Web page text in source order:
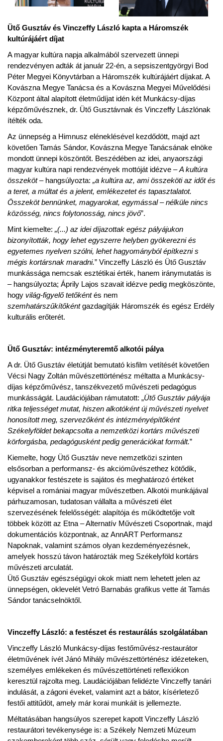
Ütő Gusztáv és Vinczeffy László kapta a Háromszék
kultúrájáért díjat
A magyar kultúra napja alkalmából szervezett ünnepi
rendezvényen adták át január 22-én, a sepsiszentgyörgyi Bod
Péter Megyei Könyvtárban a Háromszék kultúrájáért díjakat. A
Kovászna Megye Tanácsa és a Kovászna Megyei Művelődési
Központ által alapított életműdíjat idén két Munkácsy-díjas
képzőművésznek, dr. Ütő Gusztávnak és Vinczeffy Lászlónak
ítélték oda.
Az ünnepség a Himnusz eléneklésével kezdődött, majd azt
követően Tamás Sándor, Kovászna Megye Tanácsának elnöke
mondott ünnepi köszöntőt. Beszédében az idei, anyaországi
magyar kultúra napi rendezvények mottóját idézve –A kultúra
összeköt– hangsúlyozta: „a kultúra az, ami összeköti az időt és
a teret, a múltat és a jelent, emlékezetet és tapasztalatot.
Összeköt bennünket, magyarokat, egymással – nélküle nincs
közösség, nincs folytonosság, nincs jövő”.
Mint kiemelte: „(...) az idei díjazottak egész pályájukon
bizonyították, hogy lehet egyszerre helyben gyökerezni és
egyetemes nyelven szólni, lehet hagyományból építkezni s
mégis kortársnak maradni.” Vinczeffy László és Ütő Gusztáv
munkássága nemcsak esztétikai érték, hanem iránymutatás is
– hangsúlyozta; Áprily Lajos szavait idézve pedig megköszönte,
hogy világ-figyelő tetőkéntés nem
szemhatárszűkítőkéntgazdagítják Háromszék és egész Erdély
kulturális erőterét.
Ütő Gusztáv: intézményteremtő alkotói pálya
A dr. Ütő Gusztáv életútját bemutató kisfilm vetítését követően
Vécsi Nagy Zoltán művészettörténész méltatta a Munkácsy-
díjas képzőművész, tanszékvezető művészeti pedagógus
munkásságát. Laudációjában rámutatott: „Ütő Gusztáv pályája
ritka teljességet mutat, hiszen alkotóként új művészeti nyelvet
honosított meg, szervezőként és intézményépítőként
Székelyföldet bekapcsolta a nemzetközi kortárs művészeti
körforgásba, pedagógusként pedig generációkat formált.”
Kiemelte, hogy Ütő Gusztáv neve nemzetközi szinten
elsősorban a performansz- és akcióművészethez kötődik,
ugyanakkor festészete is sajátos és meghatározó értéket
képvisel a romániai magyar művészetben. Alkotói munkájával
párhuzamosan, tudatosan vállalta a művészeti élet
szervezésének felelősségét: alapítója és működtetője volt
többek között az Etna – Alternatív Művészeti Csoportnak, majd
dokumentációs központnak, az AnnART Performansz
Napoknak, valamint számos olyan kezdeményezésnek,
amelyek hosszú távon határozták meg Székelyföld kortárs
művészeti arculatát.
Ütő Gusztáv egészségügyi okok miatt nem lehetett jelen az
ünnepségen, oklevelét Vetró Barnabás grafikus vette át Tamás
Sándor tanácselnöktől.
Vinczeffy László: a festészet és restaurálás szolgálatában
Vinczeffy László Munkácsy-díjas festőművész-restaurátor
életművének ívét Jánó Mihály művészettörténész idézeteken,
személyes emlékeken és művészettörténeti reflexiókon
keresztül rajzolta meg. Laudációjában felidézte Vinczeffy tanári
indulását, a zágoni éveket, valamint azt a bátor, kísérletező
festői attitűdöt, amely már korai munkáit is jellemezte.
Méltatásában hangsúlyos szerepet kapott Vinczeffy László
restaurátori tevékenysége is: a Székely Nemzeti Múzeum